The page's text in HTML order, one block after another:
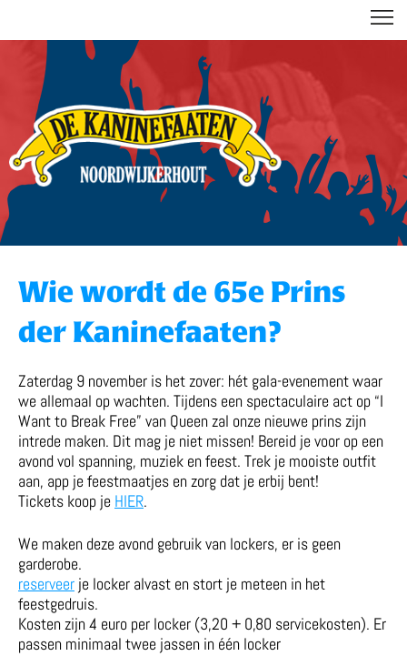
Wie wordt de 65e Prins
der Kaninefaaten?
Zaterdag 9 november is het zover: hét gala-evenement waar
we allemaal op wachten. Tijdens een spectaculaire act op “I
Want to Break Free” van Queen zal onze nieuwe prins zijn
intrede maken. Dit mag je niet missen! Bereid je voor op een
avond vol spanning, muziek en feest. Trek je mooiste outfit
aan, app je feestmaatjes en zorg dat je erbij bent!
Tickets koop je HIER.
We maken deze avond gebruik van lockers, er is geen
garderobe.
reserveer je locker alvast en stort je meteen in het
feestgedruis.
Kosten zijn 4 euro per locker (3,20 + 0,80 servicekosten). Er
passen minimaal twee jassen in één locker